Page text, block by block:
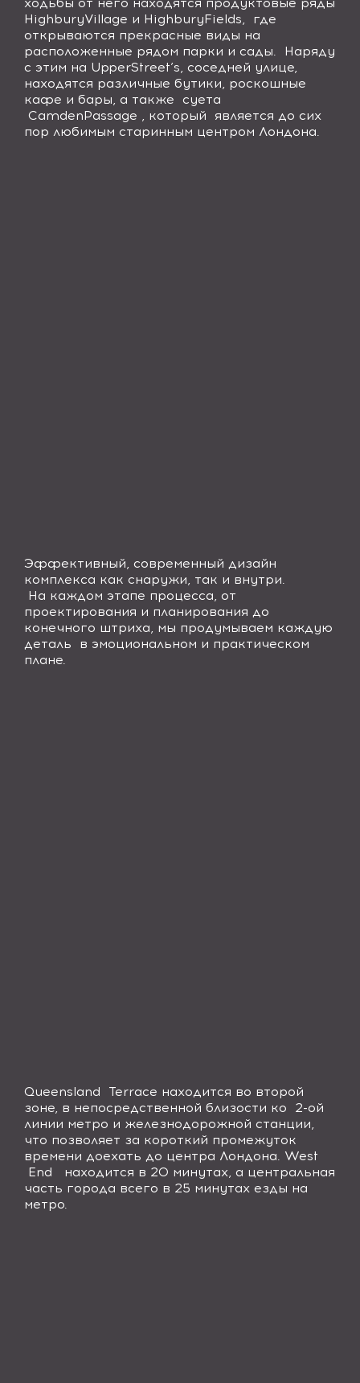
HighburyVillage и HighburyFields, где
открываются прекрасные виды на
расположенные рядом парки и сады. Наряду
с этим на UpperStreet’s, соседней улице,
находятся различные бутики, роскошные
кафе и бары, а также суета
CamdenPassage , который является до сих
пор любимым старинным центром Лондона.
Эффективный, современный дизайн
комплекса как снаружи, так и внутри.
На каждом этапе процесса, от
проектирования и планирования до
конечного штриха, мы продумываем каждую
деталь в эмоциональном и практическом
плане.
Queensland Terrace находится во второй
зоне, в непосредственной близости ко 2-ой
линии метро и железнодорожной станции,
что позволяет за короткий промежуток
времени доехать до центра Лондона. West
End находится в 20 минутах, а центральная
часть города всего в 25 минутах езды на
метро.